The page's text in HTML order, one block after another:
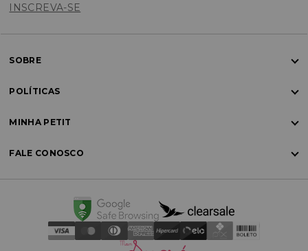
INSCREVA-SE
SOBRE
POLÍTICAS
MINHA PETIT
FALE CONOSCO